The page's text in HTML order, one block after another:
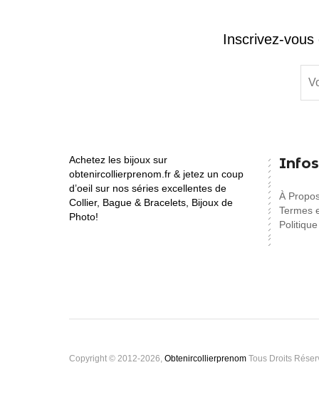
Inscrivez-
Achetez les bijoux sur
obtenircollierprenom.fr & jetez un coup
d’oeil sur nos séries excellentes de
Collier, Bague & Bracelets, Bijoux de
Photo!
À
Termes
Copyright © 2012-2026, Obtenircollierprenom Tous Droits